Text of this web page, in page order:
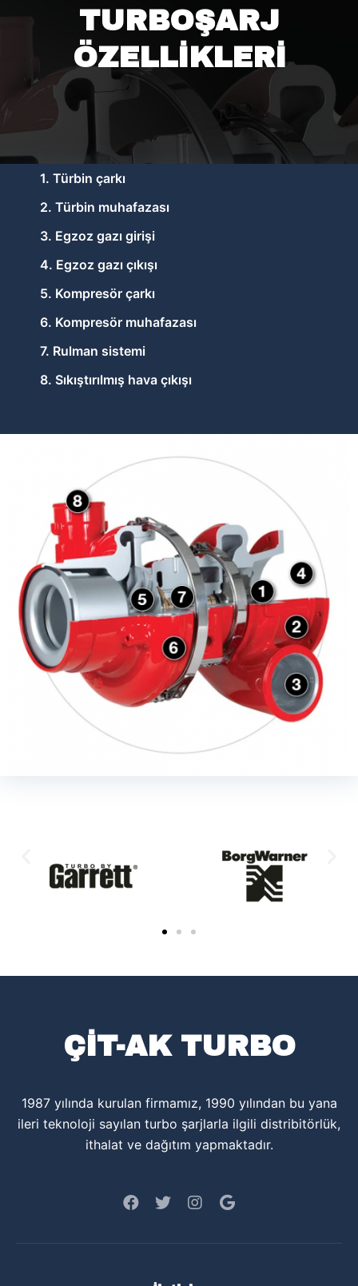
TURBOŞARJ
ÖZELLİKLERİ
1. Türbin çarkı
2. Türbin muhafazası
3. Egzoz gazı girişi
4. Egzoz gazı çıkışı
5. Kompresör çarkı
6. Kompresör muhafazası
7. Rulman sistemi
8. Sıkıştırılmış hava çıkışı
ÇİT-AK TURBO
1987 yılında kurulan firmamız, 1990 yılından bu yana
ileri teknoloji sayılan turbo şarjlarla ilgili distribitörlük,
ithalat ve dağıtım yapmaktadır.